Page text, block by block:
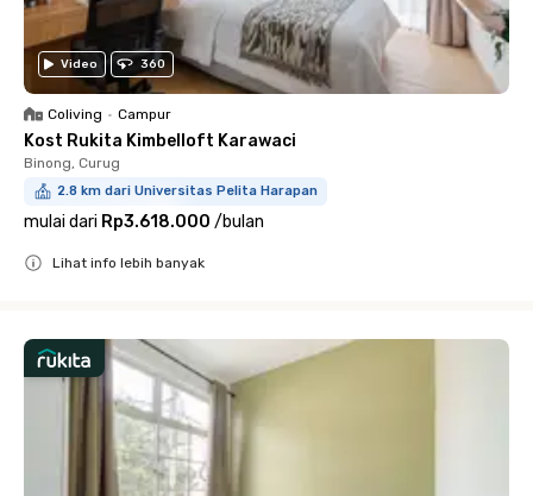
Video 360
Coliving • Campur
Kost Rukita Kimbelloft Karawaci
Binong, Curug
2.8 km dari Universitas Pelita Harapan
mulai dari Rp3.618.000 /bulan
Lihat info lebih banyak